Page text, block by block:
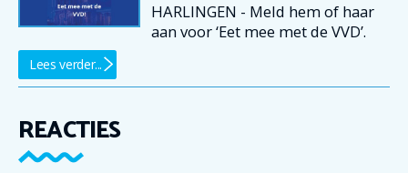
HARLINGEN - Meld hem of haar
aan voor ‘Eet mee met de VVD’.
Lees verder...
REACTIES